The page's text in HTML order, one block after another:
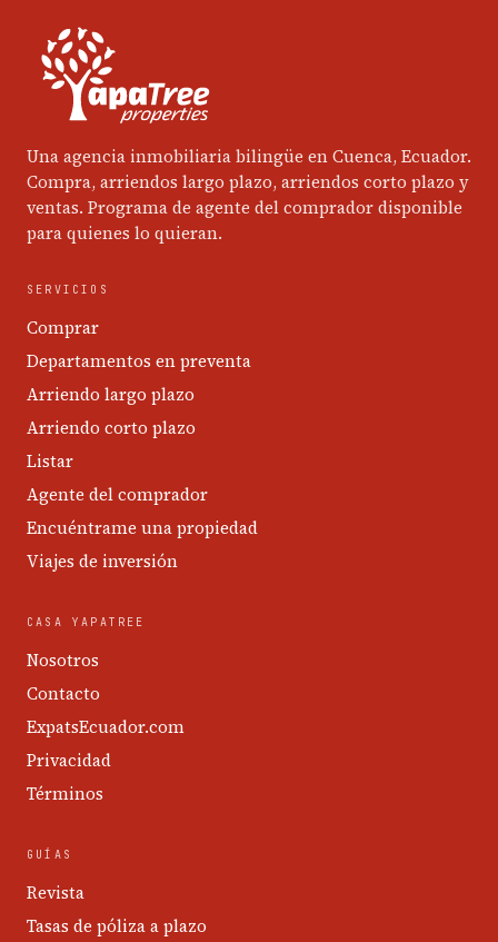
Una agencia inmobiliaria bilingüe en Cuenca, Ecuador.
Compra, arriendos largo plazo, arriendos corto plazo y
ventas. Programa de agente del comprador disponible
para quienes lo quieran.
SERVICIOS
Comprar
Departamentos en preventa
Arriendo largo plazo
Arriendo corto plazo
Listar
Agente del comprador
Encuéntrame una propiedad
Viajes de inversión
CASA YAPATREE
Nosotros
Contacto
ExpatsEcuador.com
Privacidad
Términos
GUÍAS
Revista
Tasas de póliza a plazo